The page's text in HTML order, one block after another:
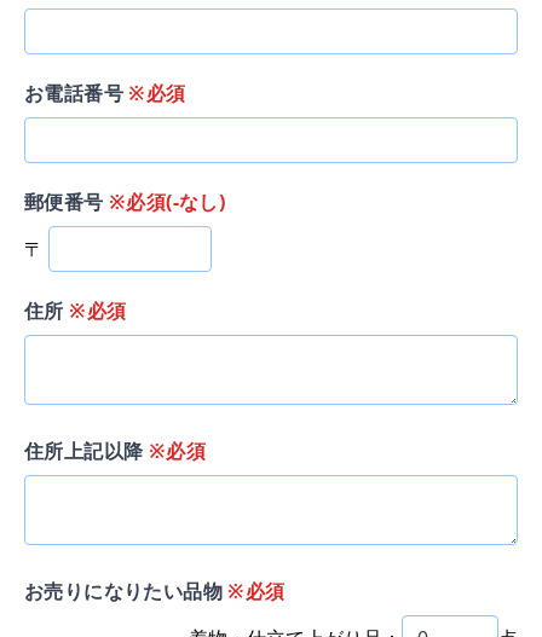
お電話番号 ※必須
郵便番号 ※必須(-なし)
〒
住所 ※必須
住所上記以降 ※必須
お売りになりたい品物 ※必須